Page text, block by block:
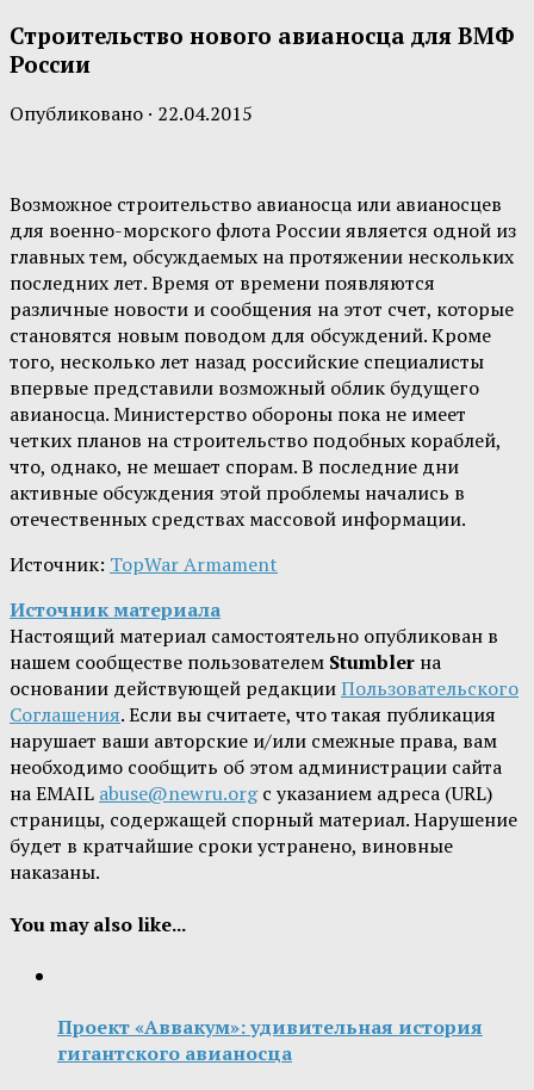
Строительство нового авианосца для ВМФ
России
Опубликовано · 22.04.2015
Возможное строительство авианосца или авианосцев
для военно-морского флота России является одной из
главных тем, обсуждаемых на протяжении нескольких
последних лет. Время от времени появляются
различные новости и сообщения на этот счет, которые
становятся новым поводом для обсуждений. Кроме
того, несколько лет назад российские специалисты
впервые представили возможный облик будущего
авианосца. Министерство обороны пока не имеет
четких планов на строительство подобных кораблей,
что, однако, не мешает спорам. В последние дни
активные обсуждения этой проблемы начались в
отечественных средствах массовой информации.
Источник: TopWar Armament
Источник материала
Настоящий материал самостоятельно опубликован в
нашем сообществе пользователем Stumbler на
основании действующей редакцииПользовательского
Соглашения. Если вы считаете, что такая публикация
нарушает ваши авторские и/или смежные права, вам
необходимо сообщить об этом администрации сайта
на EMAIL abuse@newru.orgс указанием адреса (URL)
страницы, содержащей спорный материал. Нарушение
будет в кратчайшие сроки устранено, виновные
наказаны.
You may also like...
Проект «Аввакум»: удивительная история
гигантского авианосца